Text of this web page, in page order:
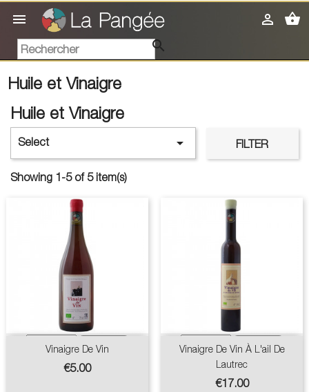
 shopping_basket


Huile et Vinaigre
Huile et Vinaigre
Select  FILTER
Showing 1-5 of 5 item(s)
Vinaigre De Vin
Price
€5.00
Vinaigre De Vin À L'ail De
Lautrec
Price
€17.00